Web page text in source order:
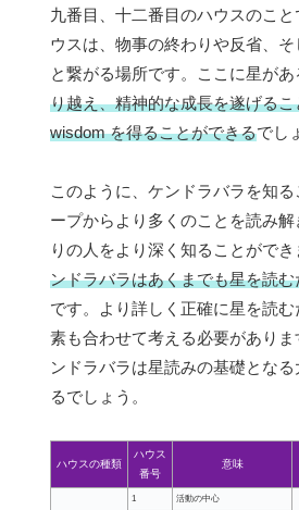
九番目、十二番目のハウスのこ
ウスは、物事の終わりや反省、
と繋がる場所です。ここに星があ
り越え、精神的な成長を遂げる
wisdom を得ることができるでし
このように、ケンドラバラを知
ープからより多くのことを読み
りの人をより深く知ることができ
ンドラバラはあくまでも星を読
です。より詳しく正確に星を読
素も合わせて考える必要があり
ンドラバラは星読みの基礎となる
るでしょう。
ハウスの種類
ハウス
番号
意味
1
活動の中心